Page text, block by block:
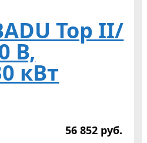
Top II/
В,
кВт
56 852 руб.